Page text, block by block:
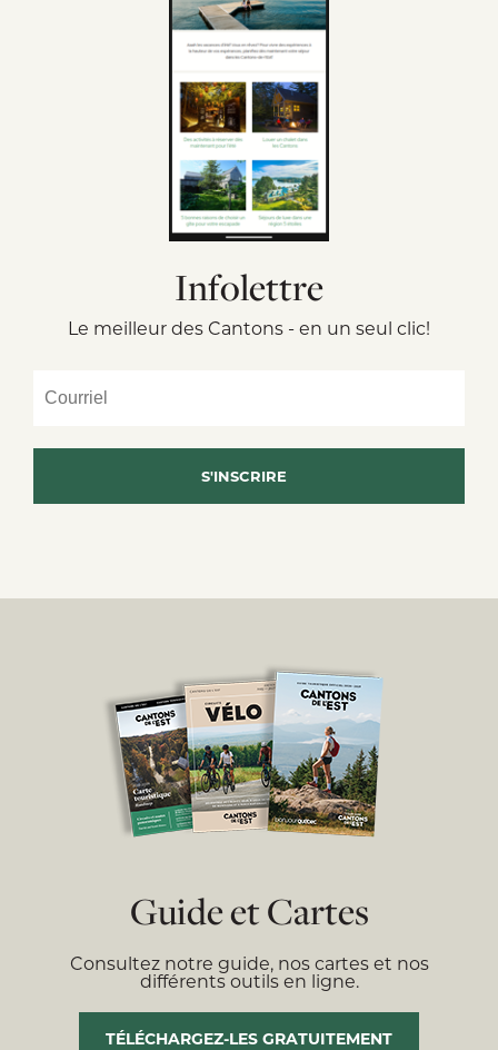
Infolettre
Le meilleur des Cantons - en un seul clic!
Guide et Cartes
Consultez notre guide, nos cartes et nos
différents outils en ligne.
TÉLÉCHARGEZ-LES GRATUITEMENT